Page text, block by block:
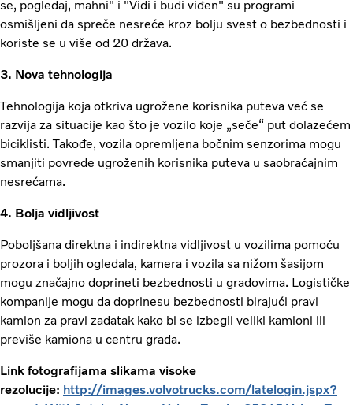
se, pogledaj, mahni" i "Vidi i budi viđen" su programi
osmišljeni da spreče nesreće kroz bolju svest o bezbednosti i
koriste se u više od 20 država.
3. Nova tehnologija
Tehnologija koja otkriva ugrožene korisnika puteva već se
razvija za situacije kao što je vozilo koje „seče“ put dolazećem
biciklisti. Takođe, vozila opremljena bočnim senzorima mogu
smanjiti povrede ugroženih korisnika puteva u saobraćajnim
nesrećama.
4. Bolja vidljivost
Poboljšana direktna i indirektna vidljivost u vozilima pomoću
prozora i boljih ogledala, kamera i vozila sa nižom šasijom
mogu značajno doprineti bezbednosti u gradovima. Logističke
kompanije mogu da doprinesu bezbednosti birajući pravi
kamion za pravi zadatak kako bi se izbegli veliki kamioni ili
previše kamiona u centru grada.
Link fotografijama slikama visoke
rezolucije: http://images.volvotrucks.com/latelogin.jspx?